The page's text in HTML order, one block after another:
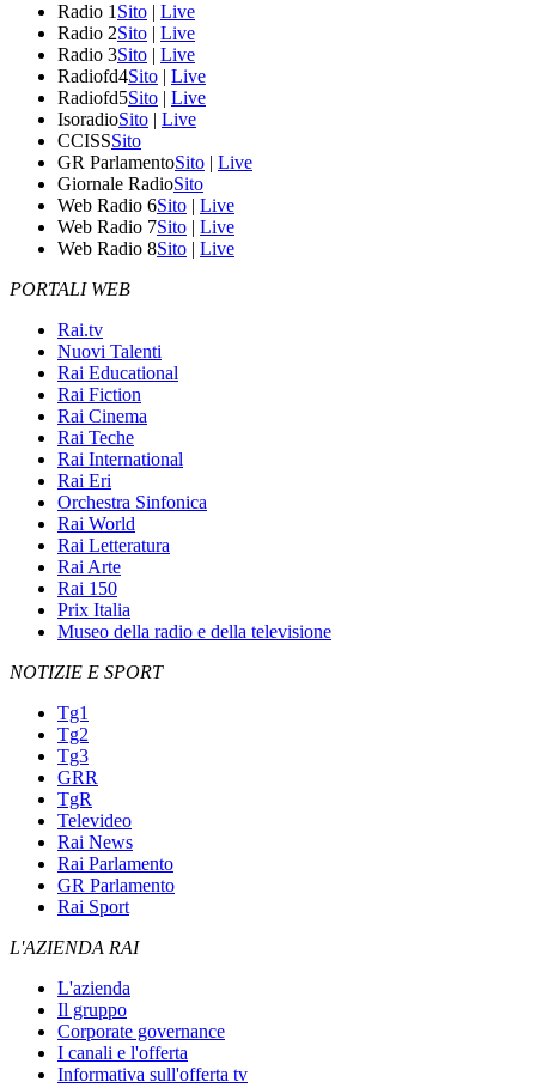
Radio 1 Sito | Live
Radio 2Sito | Live
Radio 3Sito | Live
Radiofd4Sito | Live
Radiofd5Sito | Live
IsoradioSito | Live
CCISSSito
GR ParlamentoSito | Live
Giornale RadioSito
Web Radio 6Sito | Live
Web Radio 7Sito | Live
Web Radio 8Sito | Live
PORTALI WEB
Rai.tv
Nuovi Talenti
Rai Educational
Rai Fiction
Rai Cinema
Rai Teche
Rai International
Rai Eri
Orchestra Sinfonica
Rai World
Rai Letteratura
Rai Arte
Rai 150
Prix Italia
Museo della radio e della televisione
NOTIZIE E SPORT
Tg1
Tg2
Tg3
GRR
TgR
Televideo
Rai News
Rai Parlamento
GR Parlamento
Rai Sport
L'AZIENDA RAI
L'azienda
Il gruppo
Corporate governance
I canali e l'offerta
Informativa sull'offerta tv